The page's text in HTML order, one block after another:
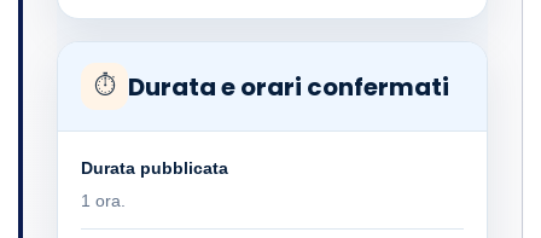
⏱ Durata e orari confermati
Durata pubblicata
1 ora.